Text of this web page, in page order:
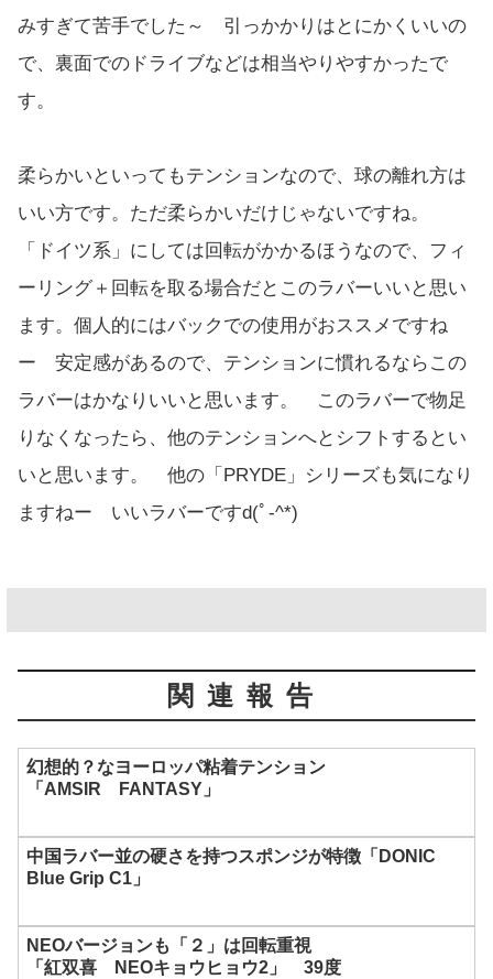
みすぎて苦手でした～ 引っかかりはとにかくいいの
で、裏面でのドライブなどは相当やりやすかったで
す。
柔らかいといってもテンションなので、球の離れ方は
いい方です。ただ柔らかいだけじゃないですね。
「ドイツ系」にしては回転がかかるほうなので、フィ
ーリング＋回転を取る場合だとこのラバーいいと思い
ます。個人的にはバックでの使用がおススメですね
ー 安定感があるので、テンションに慣れるならこの
ラバーはかなりいいと思います。 このラバーで物足
りなくなったら、他のテンションへとシフトするとい
いと思います。 他の「PRYDE」シリーズも気になり
ますねー いいラバーですd(ﾟ-^*)
関連報告
幻想的？なヨーロッパ粘着テンション
「AMSIR FANTASY」
中国ラバー並の硬さを持つスポンジが特徴「DONIC
Blue Grip C1」
NEOバージョンも「２」は回転重視
「紅双喜 NEOキョウヒョウ2」 39度